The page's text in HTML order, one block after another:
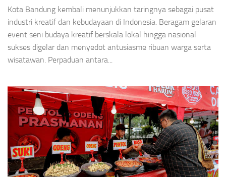
Bandung
Kota Bandung kembali menunjukkan taringnya sebagai pusat
industri kreatif dan kebudayaan di Indonesia. Beragam gelaran
event seni budaya kreatif berskala lokal hingga nasional
sukses digelar dan menyedot antusiasme ribuan warga serta